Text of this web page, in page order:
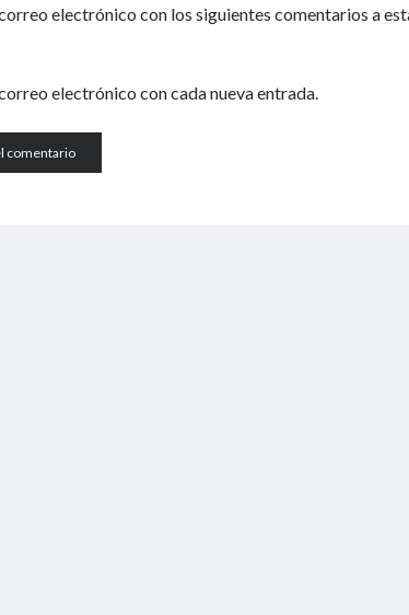
electrónico con los siguientes comentarios a
electrónico con cada nueva entrada.